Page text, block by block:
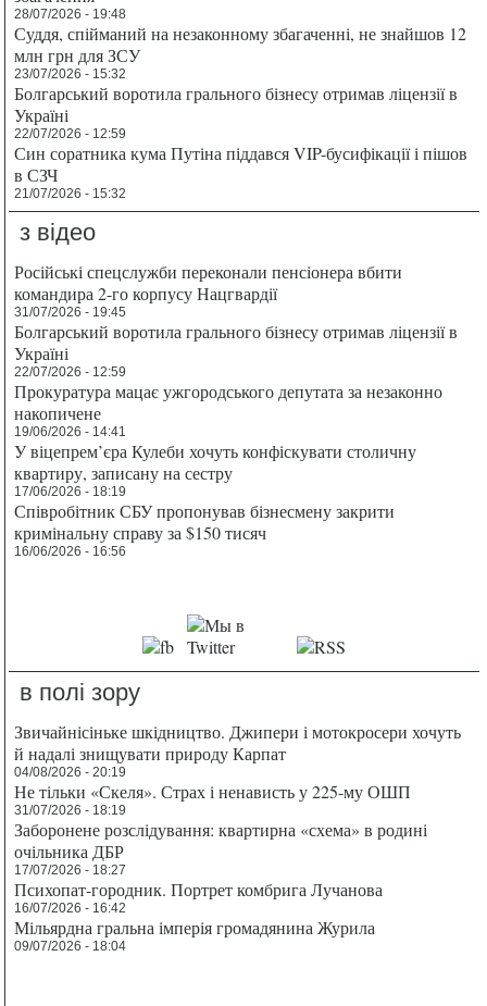
28/07/2026 - 19:48
Суддя, спійманий на незаконному збагаченні, не знайшов 12
млн грн для ЗСУ
23/07/2026 - 15:32
Болгарський воротила грального бізнесу отримав ліцензії в
Україні
22/07/2026 - 12:59
Син соратника кума Путіна піддався VIP-бусифікації і пішов
в СЗЧ
21/07/2026 - 15:32
з відео
Російські спецслужби переконали пенсіонера вбити
командира 2-го корпусу Нацгвардії
31/07/2026 - 19:45
Болгарський воротила грального бізнесу отримав ліцензії в
Україні
22/07/2026 - 12:59
Прокуратура мацає ужгородського депутата за незаконно
накопичене
19/06/2026 - 14:41
У віцепрем’єра Кулеби хочуть конфіскувати столичну
квартиру, записану на сестру
17/06/2026 - 18:19
Співробітник СБУ пропонував бізнесмену закрити
кримінальну справу за $150 тисяч
16/06/2026 - 16:56
в полі зору
Звичайнісіньке шкідництво. Джипери і мотокросери хочуть
й надалі знищувати природу Карпат
04/08/2026 - 20:19
Не тільки «Скеля». Страх і ненависть у 225-му ОШП
31/07/2026 - 18:19
Заборонене розслідування: квартирна «схема» в родині
очільника ДБР
17/07/2026 - 18:27
Психопат-городник. Портрет комбрига Лучанова
16/07/2026 - 16:42
Мільярдна гральна імперія громадянина Журила
09/07/2026 - 18:04